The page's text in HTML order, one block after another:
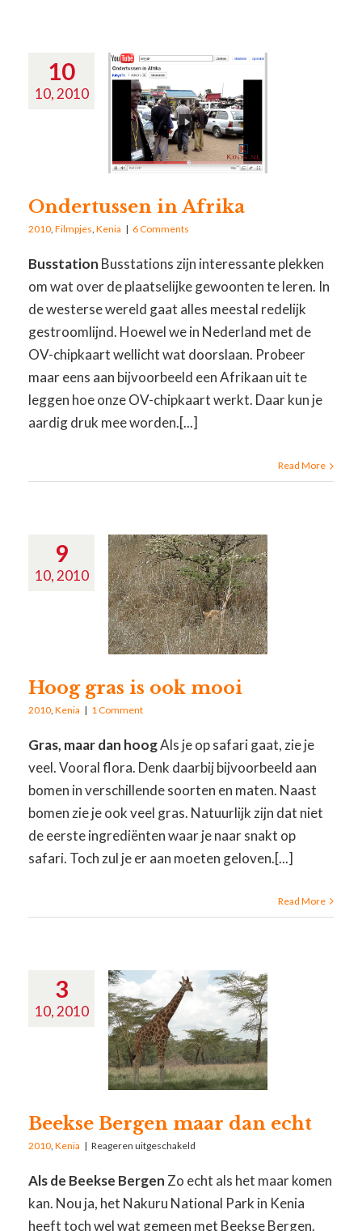
10
10, 2010
Ondertussen in Afrika
2010,Filmpjes,Kenia | 6 Comments
Busstation Busstations zijn interessante plekken
om wat over de plaatselijke gewoonten te leren. In
de westerse wereld gaat alles meestal redelijk
gestroomlijnd. Hoewel we in Nederland met de
OV-chipkaart wellicht wat doorslaan. Probeer
maar eens aan bijvoorbeeld een Afrikaan uit te
leggen hoe onze OV-chipkaart werkt. Daar kun je
aardig druk mee worden.[...]
Read More
9
10, 2010
Hoog gras is ook mooi
2010 ,Kenia | 1 Comment
Gras, maar dan hoogAls je op safari gaat, zie je
veel. Vooral flora. Denk daarbij bijvoorbeeld aan
bomen in verschillende soorten en maten. Naast
bomen zie je ook veel gras. Natuurlijk zijn dat niet
de eerste ingrediënten waar je naar snakt op
safari. Toch zul je er aan moeten geloven.[...]
Read More
3
10, 2010
Beekse Bergen maar dan echt
2010 ,Kenia | Reageren uitgeschakeld
Als de Beekse Bergen Zo echt als het maar komen
kan. Nou ja, het Nakuru National Park in Kenia
heeft toch wel wat gemeen met Beekse Bergen.